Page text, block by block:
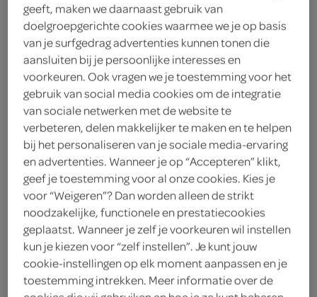
Stimorol
3.
89
84 Gram
Let op: aanbiedingen zijn niet zichtbaar bij de
producten, maar worden wél automatisch
verwerkt in de winkelmand.
geeft, maken we daarnaast gebruik van
doelgroepgerichte cookies waarmee we je op basis
van je surfgedrag advertenties kunnen tonen die
aansluiten bij je persoonlijke interesses en
voorkeuren. Ook vragen we je toestemming voor het
gebruik van social media cookies om de integratie
van sociale netwerken met de website te
verbeteren, delen makkelijker te maken en te helpen
bij het personaliseren van je sociale media-ervaring
en advertenties. Wanneer je op “Accepteren” klikt,
geef je toestemming voor al onze cookies. Kies je
voor “Weigeren”? Dan worden alleen de strikt
noodzakelijke, functionele en prestatiecookies
geplaatst. Wanneer je zelf je voorkeuren wil instellen
kun je kiezen voor “zelf instellen”. Je kunt jouw
cookie-instellingen op elk moment aanpassen en je
toestemming intrekken. Meer informatie over de